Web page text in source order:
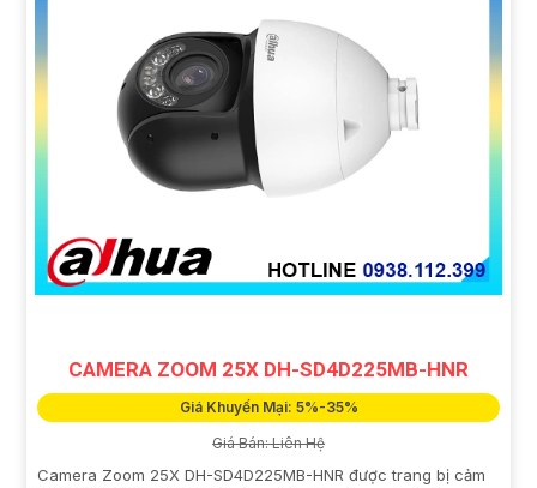
CAMERA ZOOM 25X DH-SD4D225MB-HNR
Giá Khuyến Mại: 5%-35%
Giá Bán: Liên Hệ
Camera Zoom 25X DH-SD4D225MB-HNR được trang bị cảm